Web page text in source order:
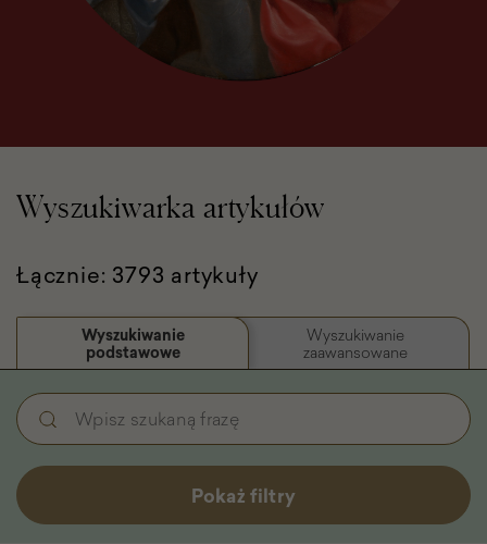
Wyszukiwarka artykułów
Łącznie: 3793 artykuły
Wyszukiwanie
podstawowe
Wyszukiwanie
zaawansowane
Wyszukiwanie
podstawowe
-
Filtry
Wpisz
szukaną
frazę
Pokaż filtry